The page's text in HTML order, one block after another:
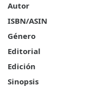
Autor
ISBN/ASIN
Género
Editorial
Edición
Sinopsis